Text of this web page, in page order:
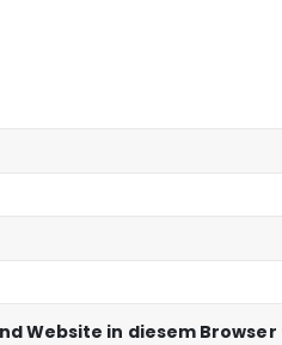
Website in diesem